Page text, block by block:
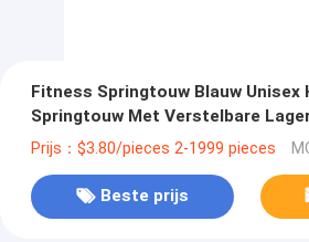
Fitness Springtouw Blauw Unisex
Springtouw Met Verstelbare
JP-100
Prijs：$3.80/pieces 2-1999 pieces
Beste prijs